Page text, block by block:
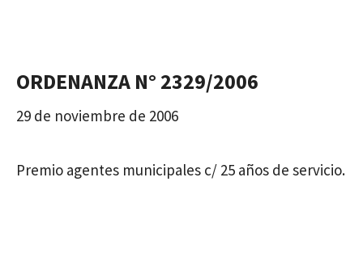
ORDENANZA N° 2329/2006
29 de noviembre de 2006
Premio agentes municipales c/ 25 años de servicio.